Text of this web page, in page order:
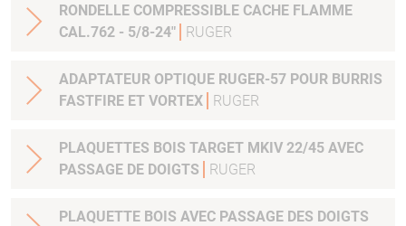
RONDELLE COMPRESSIBLE CACHE FLAMME
CAL.762 - 5/8-24"
RUGER
ADAPTATEUR OPTIQUE RUGER-57 POUR BURRIS
FASTFIRE ET VORTEX
RUGER
PLAQUETTES BOIS TARGET MKIV 22/45 AVEC
PASSAGE DE DOIGTS
RUGER
PLAQUETTE BOIS AVEC PASSAGE DES DOIGTS